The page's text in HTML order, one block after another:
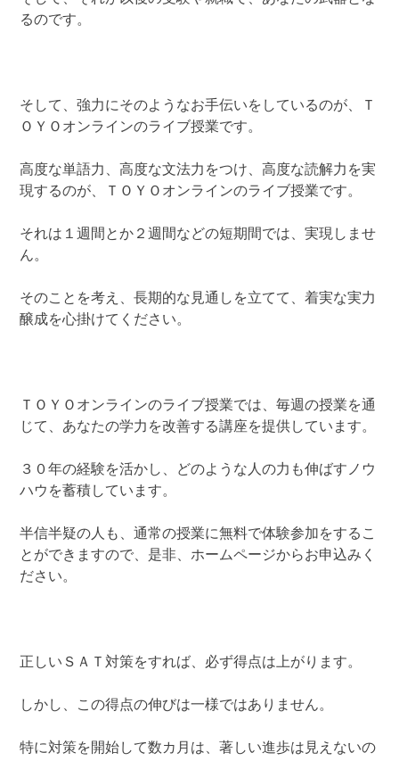
るのです。
そして、強力にそのようなお手伝いをしているのが、Ｔ
ＯＹＯオンラインのライブ授業です。
高度な単語力、高度な文法力をつけ、高度な読解力を実
現するのが、ＴＯＹＯオンラインのライブ授業です。
それは１週間とか２週間などの短期間では、実現しませ
ん。
そのことを考え、長期的な見通しを立てて、着実な実力
醸成を心掛けてください。
ＴＯＹＯオンラインのライブ授業では、毎週の授業を通
じて、あなたの学力を改善する講座を提供しています。
３０年の経験を活かし、どのような人の力も伸ばすノウ
ハウを蓄積しています。
半信半疑の人も、通常の授業に無料で体験参加をするこ
とができますので、是非、ホームページからお申込みく
ださい。
正しいＳＡＴ対策をすれば、必ず得点は上がります。
しかし、この得点の伸びは一様ではありません。
特に対策を開始して数カ月は、著しい進歩は見えないの